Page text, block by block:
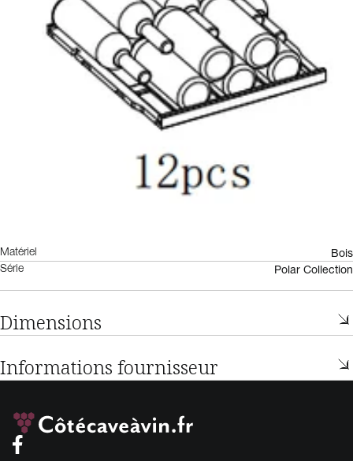
Matériel Bois
Série Polar Collection
Dimensions
Informations fournisseur